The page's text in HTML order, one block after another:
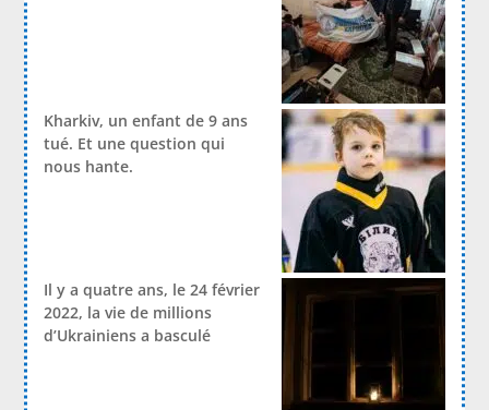
Kharkiv, un enfant de 9 ans
tué. Et une question qui
nous hante.
Il y a quatre ans, le 24 février
2022, la vie de millions
d’Ukrainiens a basculé